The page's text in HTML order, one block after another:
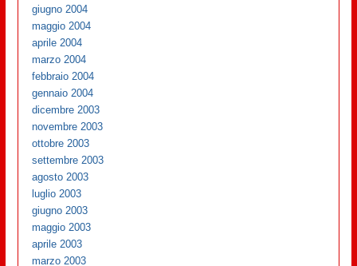
giugno 2004
maggio 2004
aprile 2004
marzo 2004
febbraio 2004
gennaio 2004
dicembre 2003
novembre 2003
ottobre 2003
settembre 2003
agosto 2003
luglio 2003
giugno 2003
maggio 2003
aprile 2003
marzo 2003